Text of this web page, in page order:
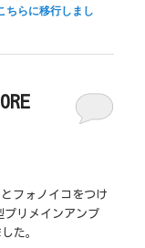
ちらに移行しまし
フォノイコをつけ
プリメインアンプ
た。